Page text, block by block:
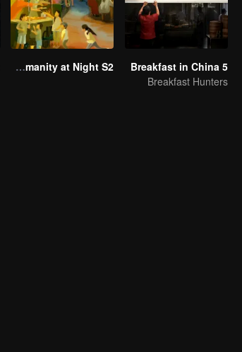
Breakfast in China 5
Breakfast Hunters
Taste Humanity at Night S2